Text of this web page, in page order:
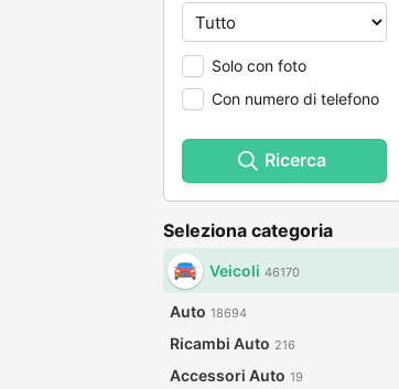
Solo con foto
Con numero di telefono
Ricerca
Seleziona categoria
Veicoli 46170
Auto 18694
Ricambi Auto 216
Accessori Auto 19